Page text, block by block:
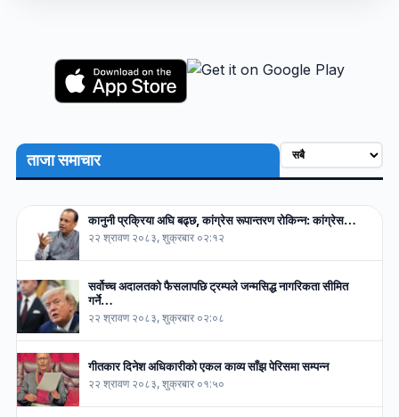
ताजा समाचार
कानुनी प्रक्रिया अघि बढ्छ, कांग्रेस रूपान्तरण रोकिन्न: कांग्रेस…
२२ श्रावण २०८३, शुक्रबार ०२:१२
सर्वोच्च अदालतको फैसलापछि ट्रम्पले जन्मसिद्ध नागरिकता सीमित
गर्ने…
२२ श्रावण २०८३, शुक्रबार ०२:०८
गीतकार दिनेश अधिकारीको एकल काव्य साँझ पेरिसमा सम्पन्न
२२ श्रावण २०८३, शुक्रबार ०१:५०